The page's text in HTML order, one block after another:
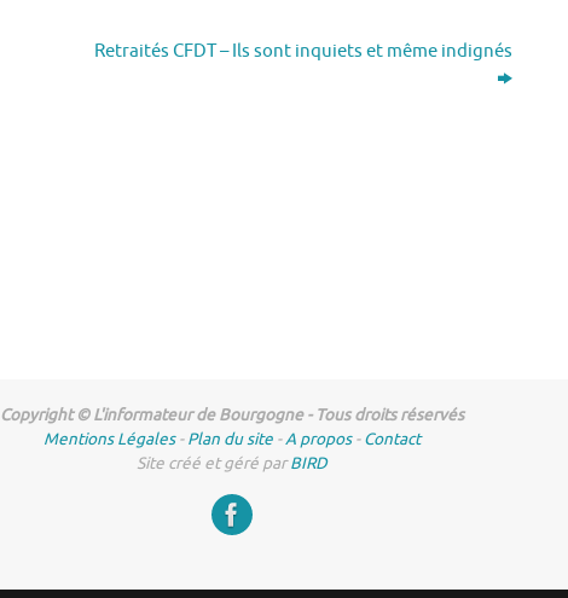
Retraités CFDT – Ils sont inquiets et même indignés
Copyright © L'informateur de Bourgogne - Tous droits réservés
Mentions Légales-Plan du site -A propos-Contact
Site créé et géré parBIRD